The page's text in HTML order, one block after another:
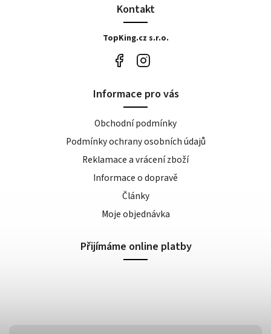
Kontakt
TopKing.cz s.r.o.
Informace pro vás
Obchodní podmínky
Podmínky ochrany osobních údajů
Reklamace a vrácení zboží
Informace o dopravě
Články
Moje objednávka
Přijímáme online platby